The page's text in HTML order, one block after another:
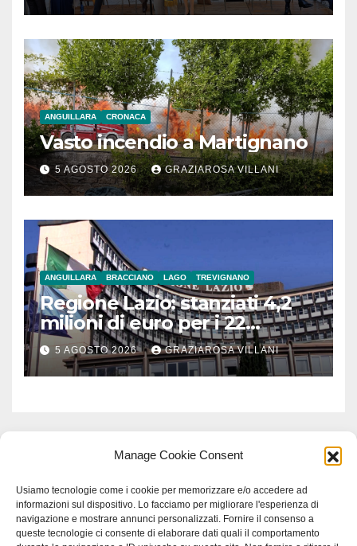
Manage Cookie Consent
Usiamo tecnologie come i cookie per memorizzare e/o accedere ad
informazioni sul dispositivo. Lo facciamo per migliorare l'esperienza di
navigazione e mostrare annunci personalizzati. Fornire il consenso a
queste tecnologie ci consente di elaborare dati quali il comportamento
ANGUILLARA CRONACA
Vasto incendio a Martignano
5 AGOSTO 2026 GRAZIAROSA VILLANI
ANGUILLARA BRACCIANO LAGO TREVIGNANO
Regione Lazio: stanziati 4,2
milioni di euro per i 22
Comuni dell’Etruria
Meridionale
5 AGOSTO 2026 GRAZIAROSA VILLANI